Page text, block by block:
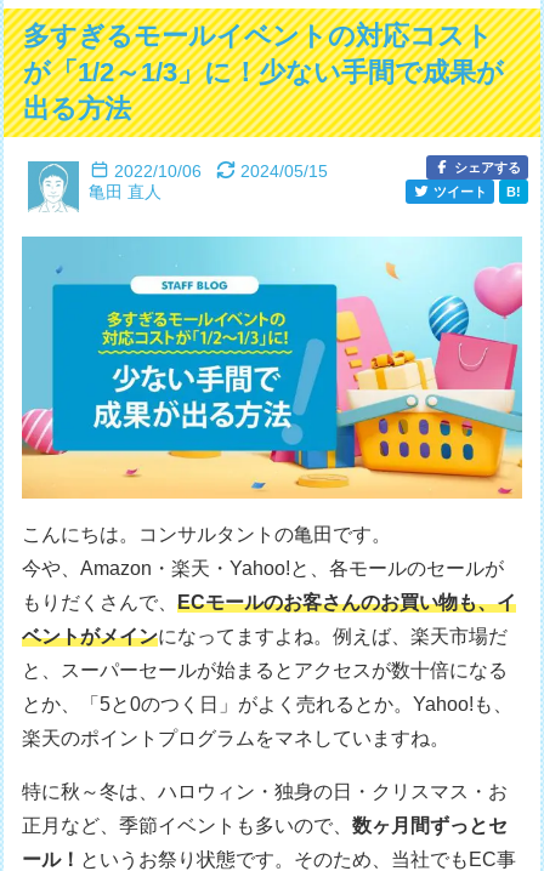
多すぎるモールイベントの対応コスト
が「1/2～1/3」に！少ない手間で成果が
出る方法
2022/10/06
2024/05/15
亀田 直人
シェアする
ツイート
B!
こんにちは。コンサルタントの亀田です。
今や、Amazon・楽天・Yahoo!と、各モールのセールが
もりだくさんで、ECモールのお客さんのお買い物も、イ
ベントがメインになってますよね。例えば、楽天市場だ
と、スーパーセールが始まるとアクセスが数十倍になる
とか、「5と0のつく日」がよく売れるとか。Yahoo!も、
楽天のポイントプログラムをマネしていますね。
特に秋～冬は、ハロウィン・独身の日・クリスマス・お
正月など、季節イベントも多いので、数ヶ月間ずっとセ
ール！ というお祭り状態です。そのため、当社でもEC事